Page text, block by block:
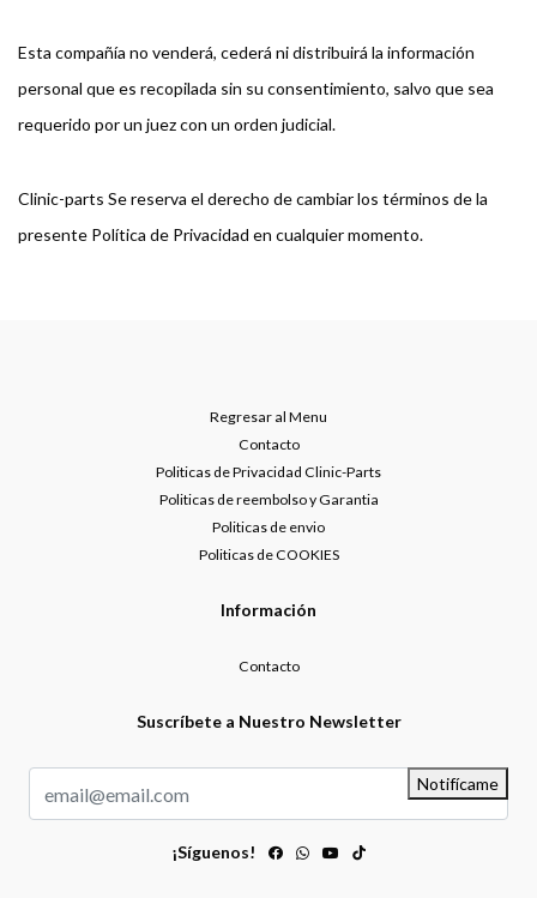
Esta compañía no venderá, cederá ni distribuirá la información
personal que es recopilada sin su consentimiento, salvo que sea
requerido por un juez con un orden judicial.
Clinic-parts Se reserva el derecho de cambiar los términos de la
presente Política de Privacidad en cualquier momento.
Regresar al Menu
Contacto
Politicas de Privacidad Clinic-Parts
Politicas de reembolso y Garantia
Politicas de envio
Politicas de COOKIES
Información
Contacto
Suscríbete a Nuestro Newsletter
Notifícame
¡Síguenos!